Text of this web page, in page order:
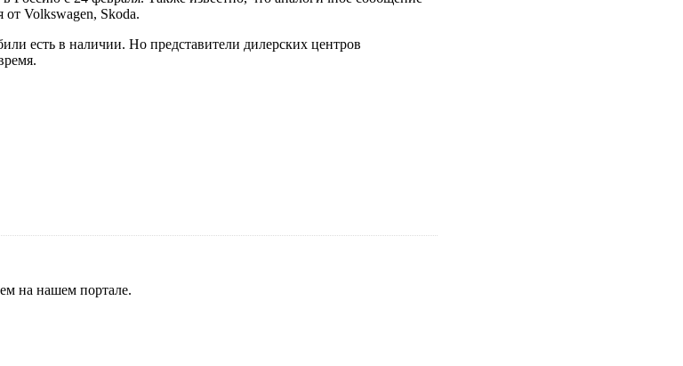
Volkswagen, Skoda.
есть в наличии. Но представители дилерских центров
на нашем портале.